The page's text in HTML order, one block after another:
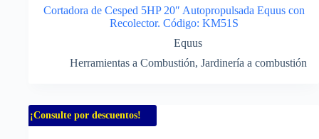
Cortadora de Cesped 5HP 20″ Autopropulsada Equus con
Recolector. Código: KM51S
Equus
Herramientas a Combustión, Jardinería a combustión
¡Consulte por descuentos!